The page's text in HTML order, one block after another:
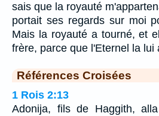
sais que la royauté
portait ses regards sur moi
Mais la royauté a tourné, et
frère, parce que l'Eternel la
Références Croisées
1 Rois 2:13
Adonija, fils de Haggith,